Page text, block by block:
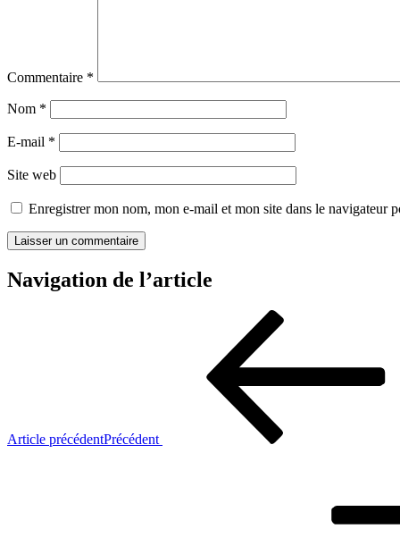
Commentaire *
Nom *
E-mail *
Site web
Enregistrer mon nom, mon e-mail et mon site dans le navigateur
Navigation de l’article
Article précédentPrécédent